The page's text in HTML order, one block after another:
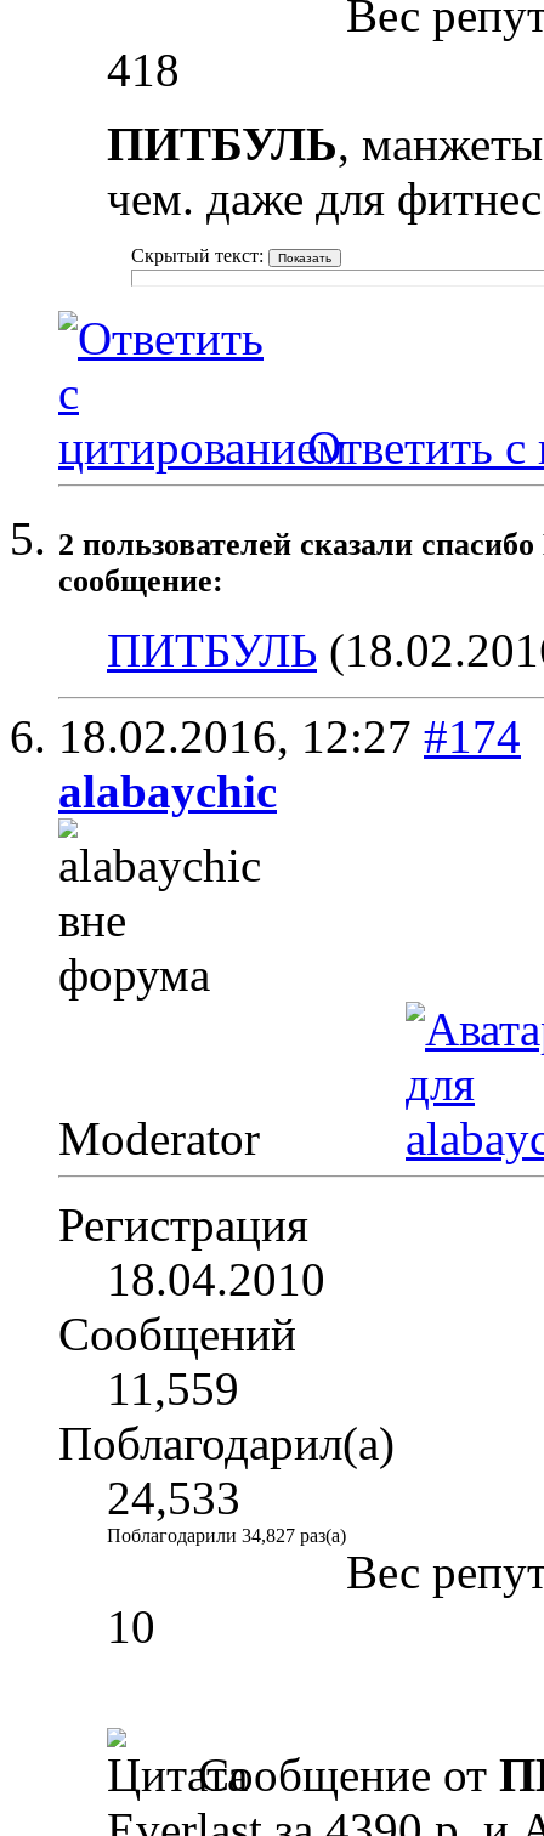
Вес
418
ПИТБУЛЬ,
чем. даже для
Скрытый текст:
Ответить с
2 пользователей сказали
сообщение:
ПИТБУЛЬ
18.02.2016, 12:27 #174
alabaychic
Moderator
Регистрация
18.04.2010
Сообщений
11,559
Поблагодарил(а)
24,533
Поблагодарили 34,827 раз(а)
Вес
10
Сообщение от